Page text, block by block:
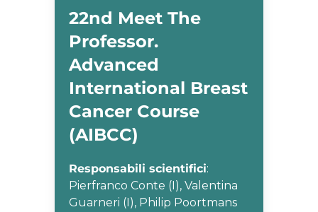
22nd Meet The
Professor.
Advanced
International Breast
Cancer Course
(AIBCC)
Responsabili scientifici:
Pierfranco Conte (I), Valentina
Guarneri (I), Philip Poortmans